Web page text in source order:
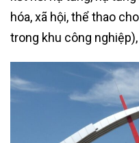
hóa, xã hội, thể thao
trong khu công